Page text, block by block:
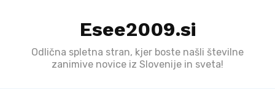
Esee2009.si
Odlična spletna stran, kjer boste našli številne
zanimive novice iz Slovenije in sveta!